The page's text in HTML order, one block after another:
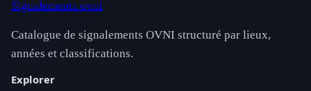
Signalements ovni
Catalogue de signalements OVNI structuré par lieux,
années et classifications.
Explorer